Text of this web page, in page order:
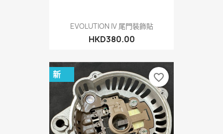
EVOLUTION IV 尾門裝飾貼
HKD380.00
新 favorite_border